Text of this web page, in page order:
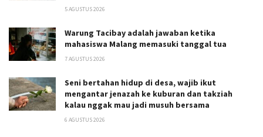
5 AGUSTUS 2026
Warung Tacibay adalah jawaban ketika
mahasiswa Malang memasuki tanggal tua
7 AGUSTUS 2026
Seni bertahan hidup di desa, wajib ikut
mengantar jenazah ke kuburan dan takziah
kalau nggak mau jadi musuh bersama
6 AGUSTUS 2026